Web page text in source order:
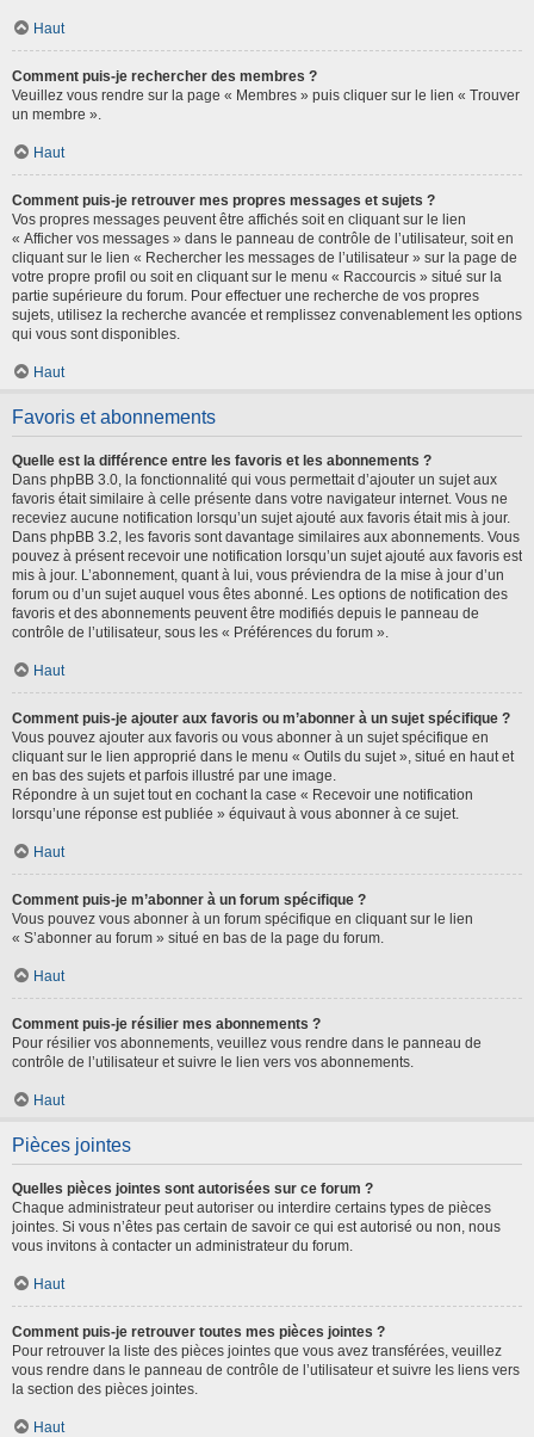
Haut
Comment puis-je rechercher des membres ?
Veuillez vous rendre sur la page « Membres » puis cliquer sur le lien « Trouver
un membre ».
Haut
Comment puis-je retrouver mes propres messages et sujets ?
Vos propres messages peuvent être affichés soit en cliquant sur le lien
« Afficher vos messages » dans le panneau de contrôle de l’utilisateur, soit en
cliquant sur le lien « Rechercher les messages de l’utilisateur » sur la page de
votre propre profil ou soit en cliquant sur le menu « Raccourcis » situé sur la
partie supérieure du forum. Pour effectuer une recherche de vos propres
sujets, utilisez la recherche avancée et remplissez convenablement les options
qui vous sont disponibles.
Haut
Favoris et abonnements
Quelle est la différence entre les favoris et les abonnements ?
Dans phpBB 3.0, la fonctionnalité qui vous permettait d’ajouter un sujet aux
favoris était similaire à celle présente dans votre navigateur internet. Vous ne
receviez aucune notification lorsqu’un sujet ajouté aux favoris était mis à jour.
Dans phpBB 3.2, les favoris sont davantage similaires aux abonnements. Vous
pouvez à présent recevoir une notification lorsqu’un sujet ajouté aux favoris est
mis à jour. L’abonnement, quant à lui, vous préviendra de la mise à jour d’un
forum ou d’un sujet auquel vous êtes abonné. Les options de notification des
favoris et des abonnements peuvent être modifiés depuis le panneau de
contrôle de l’utilisateur, sous les « Préférences du forum ».
Haut
Comment puis-je ajouter aux favoris ou m’abonner à un sujet spécifique ?
Vous pouvez ajouter aux favoris ou vous abonner à un sujet spécifique en
cliquant sur le lien approprié dans le menu « Outils du sujet », situé en haut et
en bas des sujets et parfois illustré par une image.
Répondre à un sujet tout en cochant la case « Recevoir une notification
lorsqu’une réponse est publiée » équivaut à vous abonner à ce sujet.
Haut
Comment puis-je m’abonner à un forum spécifique ?
Vous pouvez vous abonner à un forum spécifique en cliquant sur le lien
« S’abonner au forum » situé en bas de la page du forum.
Haut
Comment puis-je résilier mes abonnements ?
Pour résilier vos abonnements, veuillez vous rendre dans le panneau de
contrôle de l’utilisateur et suivre le lien vers vos abonnements.
Haut
Pièces jointes
Quelles pièces jointes sont autorisées sur ce forum ?
Chaque administrateur peut autoriser ou interdire certains types de pièces
jointes. Si vous n’êtes pas certain de savoir ce qui est autorisé ou non, nous
vous invitons à contacter un administrateur du forum.
Haut
Comment puis-je retrouver toutes mes pièces jointes ?
Pour retrouver la liste des pièces jointes que vous avez transférées, veuillez
vous rendre dans le panneau de contrôle de l’utilisateur et suivre les liens vers
la section des pièces jointes.
Haut